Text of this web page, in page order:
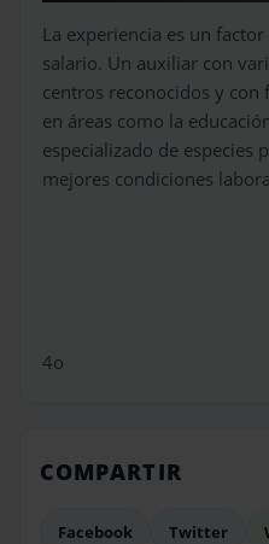
La experiencia es un
salario. Un auxiliar con
centros reconocidos y
en áreas como la
especializado de especies
mejores condiciones
4o
COMPARTIR
Facebook Twitter